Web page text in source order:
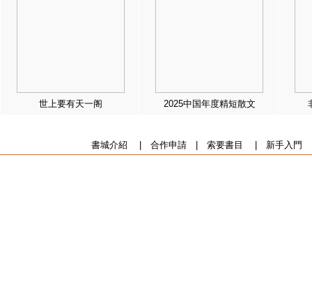
世上要有天一阁 2025中国年度精短散文
書城介紹 合作申請| 索要書目 新手入門